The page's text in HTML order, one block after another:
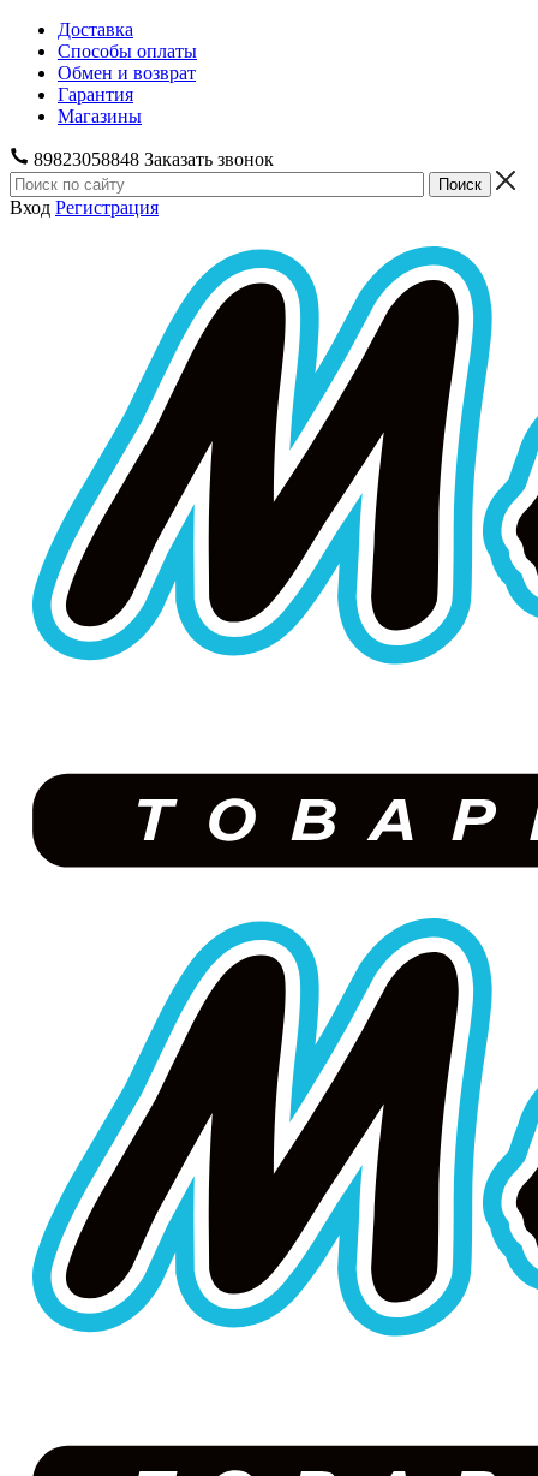
Доставка
Способы оплаты
Обмен и возврат
Гарантия
Магазины
89823058848 Заказать звонок
Вход Регистрация